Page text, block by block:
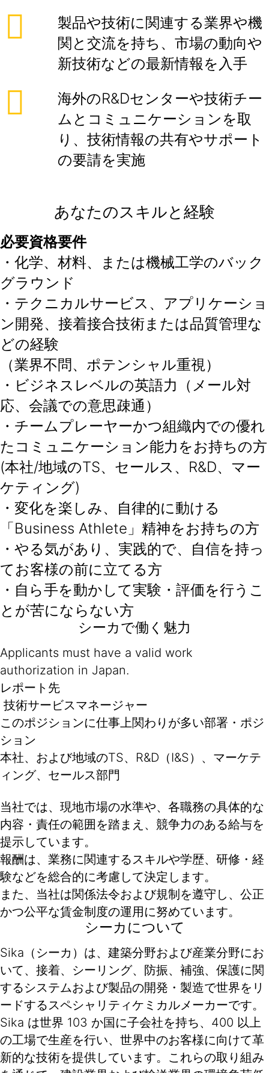
製品や技術に関連する業界や機
関と交流を持ち、市場の動向や
新技術などの最新情報を入手
海外のR&Dセンターや技術チー
ムとコミュニケーションを取
り、技術情報の共有やサポート
の要請を実施
あなたのスキルと経験
必要資格要件
・化学、材料、または機械工学のバック
グラウンド
・テクニカルサービス、アプリケーショ
ン開発、接着接合技術または品質管理な
どの経験
（業界不問、ポテンシャル重視）
・ビジネスレベルの英語力（メール対
応、会議での意思疎通）
・チームプレーヤーかつ組織内での優れ
たコミュニケーション能力をお持ちの方
(本社/地域のTS、セールス、R&D、マー
ケティング)
・変化を楽しみ、自律的に動ける
「Business Athlete」精神をお持ちの方
・やる気があり、実践的で、自信を持っ
てお客様の前に立てる方
・自ら手を動かして実験・評価を行うこ
とが苦にならない方
シーカで働く魅力
Applicants must have a valid work
authorization in Japan.
レポート先
技術サービスマネージャー
このポジションに仕事上関わりが多い部署・ポジ
ション
本社、および地域のTS、R&D（I&S）、マーケテ
ィング、セールス部門
当社では、現地市場の水準や、各職務の具体的な
内容・責任の範囲を踏まえ、競争力のある給与を
提示しています。
報酬は、業務に関連するスキルや学歴、研修・経
験などを総合的に考慮して決定します。
また、当社は関係法令および規制を遵守し、公正
かつ公平な賃金制度の運用に努めています。
シーカについて
Sika（シーカ）は、建築分野および産業分野にお
いて、接着、シーリング、防振、補強、保護に関
するシステムおよび製品の開発・製造で世界をリ
ードするスペシャリティケミカルメーカーです。
Sika は世界 103 か国に子会社を持ち、400 以上
の工場で生産を行い、世界中のお客様に向けて革
新的な技術を提供しています。これらの取り組み